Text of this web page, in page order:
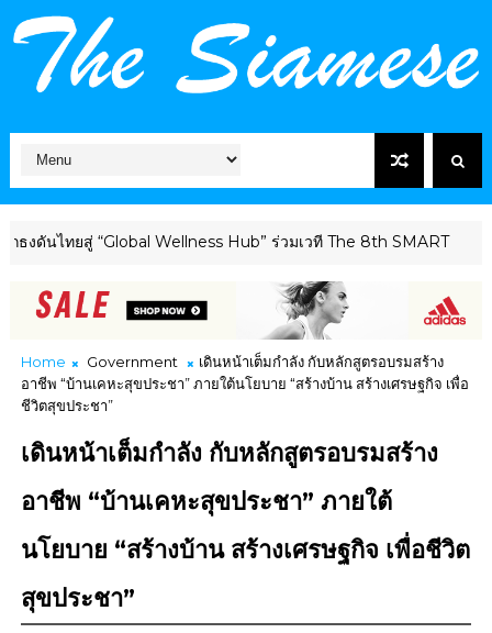
“Global Wellness Hub” ร่วมเวที The 8th SMART HEALTHCARE
Home Government
เดินหน้าเต็มกำลัง กับหลักสูตรอบรมสร้าง
อาชีพ “บ้านเคหะสุขประชา” ภายใต้นโยบาย “สร้างบ้าน สร้างเศรษฐกิจ เพื่อ
ชีวิตสุขประชา”
เดินหน้าเต็มกำลัง กับหลักสูตรอบรมสร้าง
อาชีพ “บ้านเคหะสุขประชา” ภายใต้
นโยบาย “สร้างบ้าน สร้างเศรษฐกิจ เพื่อชีวิต
สุขประชา”